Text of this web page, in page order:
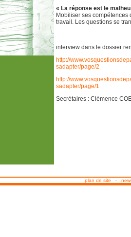
« La réponse est le
Mobiliser ses
travail. Les questions se
interview dans le dossier
http://
sadapter/page/2
http://
sadapter/page/1
Secrétaires : Clémence
plan de site -